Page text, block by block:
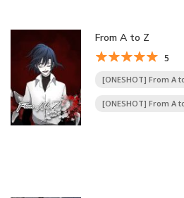
From A to Z
5
[ONESHOT] From A
[ONESHOT] From A